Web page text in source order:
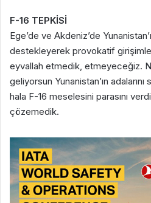
F-16 TEPKİSİ
Ege’de ve Akdeniz’de
destekleyerek provokatif
eyvallah etmedik, etmeyeceğiz.
geliyorsun Yunanistan’ın
hala F-16 meselesini parasını
çözemedik.